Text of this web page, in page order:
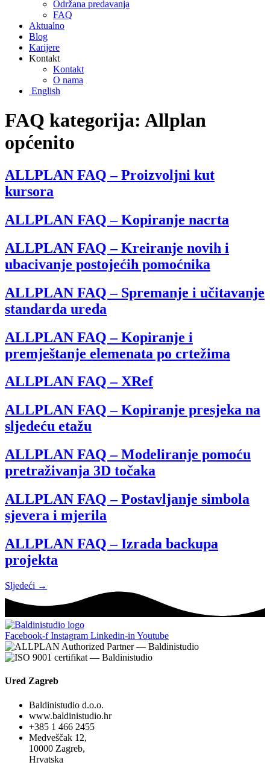
Održana predavanja
FAQ
Aktualno
Blog
Karijere
Kontakt
Kontakt
O nama
English
FAQ kategorija: Allplan
općenito
ALLPLAN FAQ – Proizvoljni kut
kursora
ALLPLAN FAQ – Kopiranje nacrta
ALLPLAN FAQ – Kreiranje novih i
ubacivanje postojećih pomoćnika
ALLPLAN FAQ – Spremanje i učitavanje
standarda ureda
ALLPLAN FAQ – Kopiranje i
premještanje elemenata po crtežima
ALLPLAN FAQ – XRef
ALLPLAN FAQ – Kopiranje presjeka na
sljedeću etažu
ALLPLAN FAQ – Modeliranje pomoću
pretraživanja 3D točaka
ALLPLAN FAQ – Postavljanje simbola
sjevera i mjerila
ALLPLAN FAQ – Izrada backupa
projekta
Sljedeći →
Facebook-f Instagram Linkedin-in Youtube
Ured Zagreb
Baldinistudio d.o.o.
www.baldinistudio.hr
+385 1 466 2455
Medveščak 12,
10000 Zagreb,
Hrvatska